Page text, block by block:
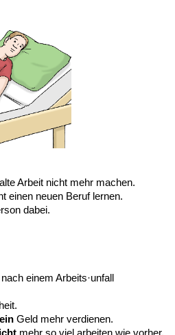
Arbeit nicht mehr machen.
einen neuen Beruf lernen.
dabei.
einem Arbeits·unfall
Geld mehr verdienen.
mehr so viel arbeiten wie vorher.